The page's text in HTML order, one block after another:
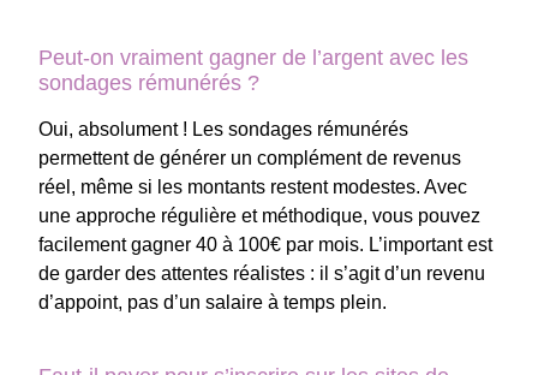
Peut-on vraiment gagner de l’argent avec les
sondages rémunérés ?
Oui, absolument ! Les sondages rémunérés
permettent de générer un complément de revenus
réel, même si les montants restent modestes. Avec
une approche régulière et méthodique, vous pouvez
facilement gagner 40 à 100€ par mois. L’important est
de garder des attentes réalistes : il s’agit d’un revenu
d’appoint, pas d’un salaire à temps plein.